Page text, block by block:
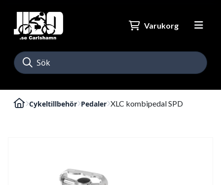
Varukorg
Cykeltillbehör Pedaler XLC kombipedal SPD